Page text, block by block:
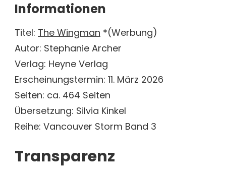
Informationen
Titel: The Wingman *(Werbung)
Autor: Stephanie Archer
Verlag: Heyne Verlag
Erscheinungstermin: 11. März 2026
Seiten: ca. 464 Seiten
Übersetzung: Silvia Kinkel
Reihe: Vancouver Storm Band 3
Transparenz